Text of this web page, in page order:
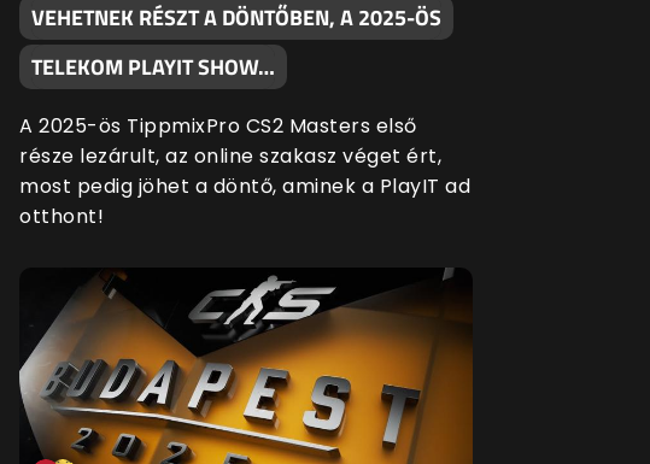
VEHETNEK RÉSZT A DÖNTŐBEN, A 2025-ÖS
TELEKOM PLAYIT SHOW…
A 2025-ös TippmixPro CS2 Masters első
része lezárult, az online szakasz véget ért,
most pedig jöhet a döntő, aminek a PlayIT ad
otthont!